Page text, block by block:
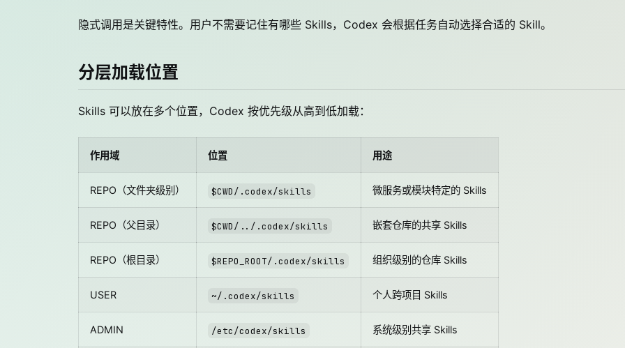
隐式调用是关键特性。用户不需要记住有哪些 Skills，Codex 会根据任务自动选择合适的 Skill。
分层加载位置
Skills 可以放在多个位置，Codex 按优先级从高到低加载：
作用域 位置 用途
REPO（文件夹级别） $CWD/.codex/skills 微服务或模块特定的 Skills
REPO（父目录） $CWD/../.codex/skills 嵌套仓库的共享 Skills
REPO（根目录） $REPO_ROOT/.codex/skills 组织级别的仓库 Skills
USER ~/.codex/skills 个人跨项目 Skills
ADMIN /etc/codex/skills 系统级别共享 Skills